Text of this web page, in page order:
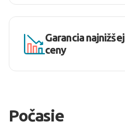
Garancia najnižšej
ceny
Počasie